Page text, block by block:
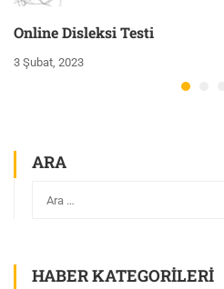
Online Disleksi Testi
3 Şubat, 2023
ARA
HABER KATEGORILERI